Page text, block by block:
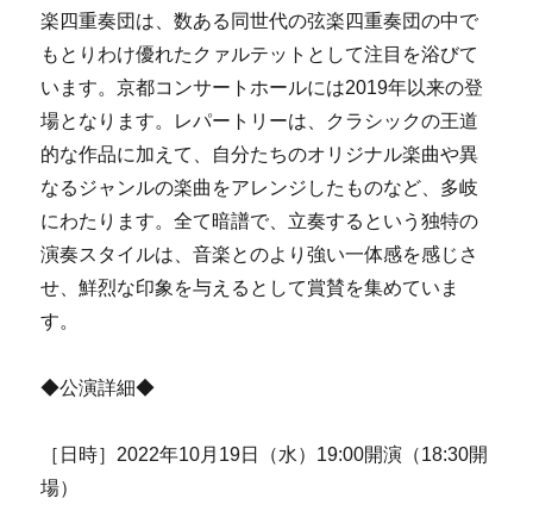
楽四重奏団は、数ある同世代の弦楽四重奏団の中で
もとりわけ優れたクァルテットとして注目を浴びて
います。京都コンサートホールには2019年以来の登
場となります。レパートリーは、クラシックの王道
的な作品に加えて、自分たちのオリジナル楽曲や異
なるジャンルの楽曲をアレンジしたものなど、多岐
にわたります。全て暗譜で、立奏するという独特の
演奏スタイルは、音楽とのより強い一体感を感じさ
せ、鮮烈な印象を与えるとして賞賛を集めていま
す。
◆公演詳細◆
［日時］2022年10月19日（水）19:00開演（18:30開
場）